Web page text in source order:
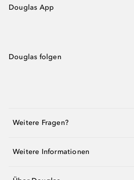
Douglas App
Douglas folgen
Weitere Fragen?
Weitere Informationen